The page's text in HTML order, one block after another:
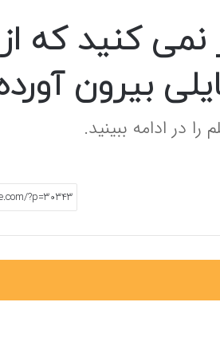
نمی کنید که
بیرون
را در ادامه ببینید.